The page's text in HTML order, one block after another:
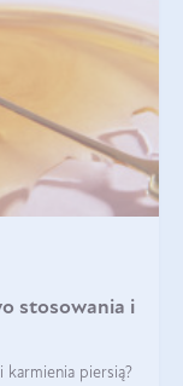
stosowania i
karmienia piersią?